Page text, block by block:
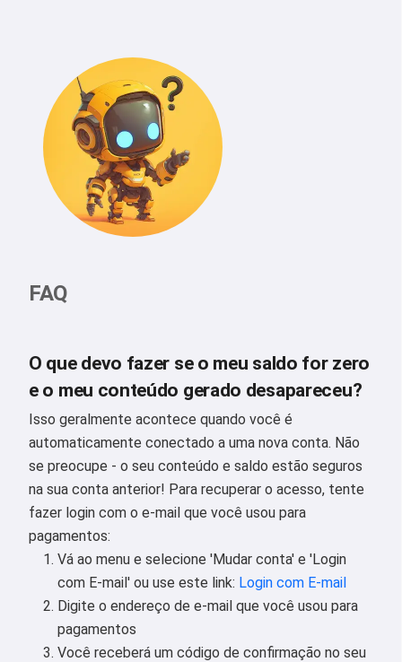
FAQ
O que devo fazer se o meu saldo for zero
e o meu conteúdo gerado desapareceu?
Isso geralmente acontece quando você é
automaticamente conectado a uma nova conta. Não
se preocupe - o seu conteúdo e saldo estão seguros
na sua conta anterior! Para recuperar o acesso, tente
fazer login com o e-mail que você usou para
pagamentos:
Vá ao menu e selecione 'Mudar conta' e 'Login
com E-mail' ou use este link: Login com E-mail
Digite o endereço de e-mail que você usou para
pagamentos
Você receberá um código de confirmação no seu